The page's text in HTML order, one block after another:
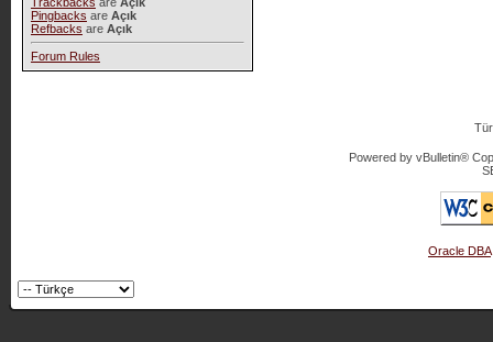
Pingbacks are Açık
Refbacks are Açık
Forum Rules
Powered by vBulletin®
Oracle DBA